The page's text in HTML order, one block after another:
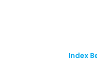
Index